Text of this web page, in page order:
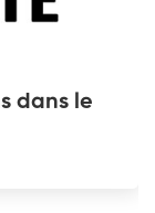
dans le